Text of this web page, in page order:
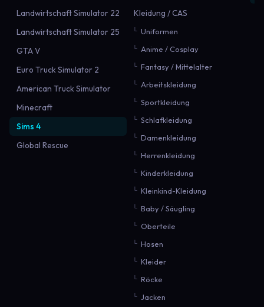
Landwirtschaft Simulator 22
Landwirtschaft Simulator 25
GTA V
Euro Truck Simulator 2
American Truck Simulator
Minecraft
Sims 4
Global Rescue
Kleidung / CAS
Uniformen
Anime / Cosplay
Fantasy / Mittelalter
Arbeitskleidung
Sportkleidung
Schlafkleidung
Damenkleidung
Herrenkleidung
Kinderkleidung
Kleinkind-Kleidung
Baby / Säugling
Oberteile
Hosen
Kleider
Röcke
Jacken